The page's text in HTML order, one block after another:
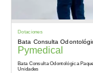
Dotaciones
Bata Consulta
Pymedical
Bata Consulta Odontológica
Unidades